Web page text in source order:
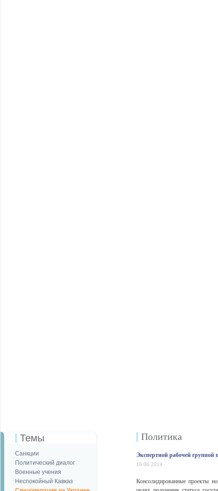
Темы
Санкции
Политический диалог
Военные учения
Неспокойный Кавказ
Политика
Экспертной рабочей
16.06.2014
Консолидированные проекты